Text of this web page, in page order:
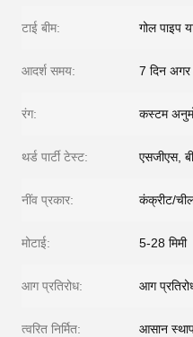
टाई बीम: गोल पाइप
आदर्श समय: 7 दिन अगर
रंग: कस्टम
थर्ड पार्टी टेस्ट: एसजीएस,
नींव प्रकार: कंक्रीट/
मोटाई: 5-28 मिमी
आग प्रतिरोध: आग
त्वरित निर्मित: आसान